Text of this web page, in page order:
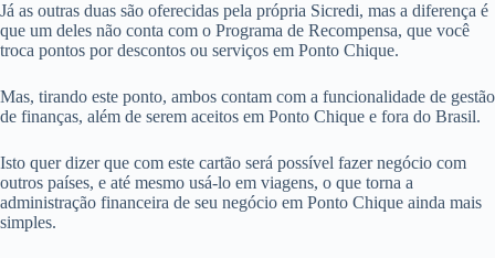
Já as outras duas são oferecidas pela própria Sicredi, mas a diferença é
que um deles não conta com o Programa de Recompensa, que você
troca pontos por descontos ou serviços em Ponto Chique.
Mas, tirando este ponto, ambos contam com a funcionalidade de gestão
de finanças, além de serem aceitos em Ponto Chique e fora do Brasil.
Isto quer dizer que com este cartão será possível fazer negócio com
outros países, e até mesmo usá-lo em viagens, o que torna a
administração financeira de seu negócio em Ponto Chique ainda mais
simples.